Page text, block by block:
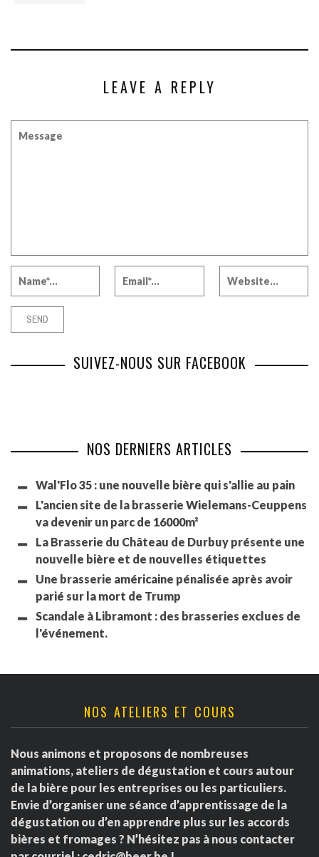
LEAVE A REPLY
SUIVEZ-NOUS SUR FACEBOOK
NOS DERNIERS ARTICLES
Wal'Flo 35 : une nouvelle bière qui s'allie au pain
L'ancien site de la brasserie Wielemans-Ceuppens
va devenir un parc de 16000m²
La Brasserie du Château de Durbuy présente une
nouvelle bière et de nouvelles étiquettes
Une brasserie américaine pénalisée après avoir
parié sur la mort de Trump
Scandale à Libramont : des brasseries exclues de
l'événement.
NOS ATELIERS ET COURS
Nous animons et proposons de nombreuses
animations, ateliers de dégustation et cours autour
de la bière pour les entreprises ou les particuliers.
Envie d’organiser une séance d’apprentissage de la
dégustation ou d’en apprendre plus sur les accords
bières et fromages ? N’hésitez pas à nous contacter